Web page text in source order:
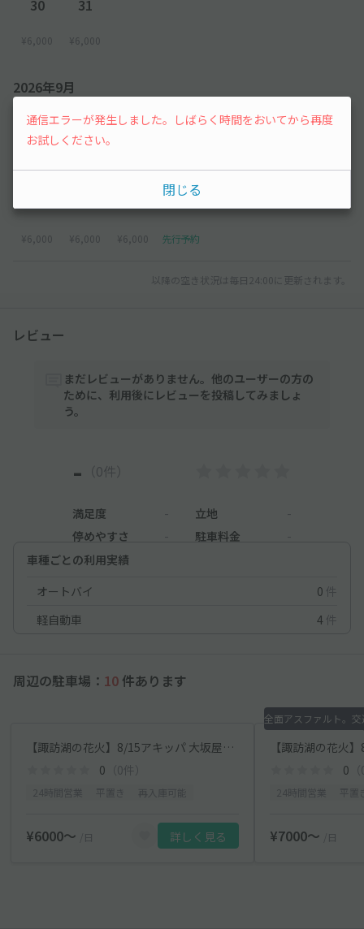
30
¥6,000
31
¥6,000
2026年9月
1 2 3 4 5
6
¥6,000
7
¥6,000
8
¥6,000
9
先行予約
以降の空き状況は毎日24:00に更新されます。
レビュー
まだレビューがありません。他のユーザーの方の
ために、利用後にレビューを投稿してみましょ
う。
- （0件）
満足度 立地
停めやすさ
駐車料金
車種ごとの利用実績
オートバイ
0 件
軽自動車
4 件
周辺の駐車場： 10 件あります
【諏訪湖の花火】8/15アキッパ 大坂屋常太郎商店臨時駐車場
0 （0件）
¥6000〜 /日 詳しく見る
0
¥7000〜 /日
通信エラーが発生しました。しばらく時間をおいてから再度
お試しください。
閉じる